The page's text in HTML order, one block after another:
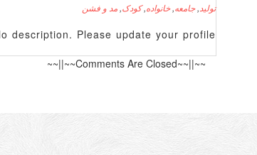
تولید ,جامعه,خانواده,کودک, مد و فشن
description. Please update your profile.
~~||~~Comments Are Closed~~||~~